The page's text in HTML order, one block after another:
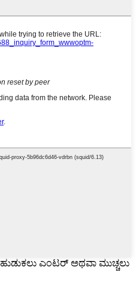
ಹುಡುಕಲು ಎಂಟರ್ ಅಥವಾ ಮುಚ್ಚಲು